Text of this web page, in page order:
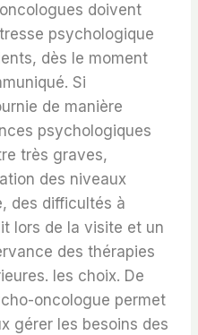
doivent
psychologique
dès le moment
Si
de manière
psychologiques
très graves,
des niveaux
des difficultés à
lors de la visite et un
des thérapies
les choix. De
oncologue permet
gérer les besoins des